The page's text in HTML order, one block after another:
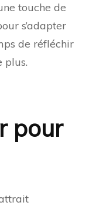
touche de
s’adapter
de réfléchir
plus.
pour